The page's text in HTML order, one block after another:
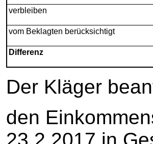
verbleiben
vom Beklagten berücksichtigt
Differenz
Der Kläger
den